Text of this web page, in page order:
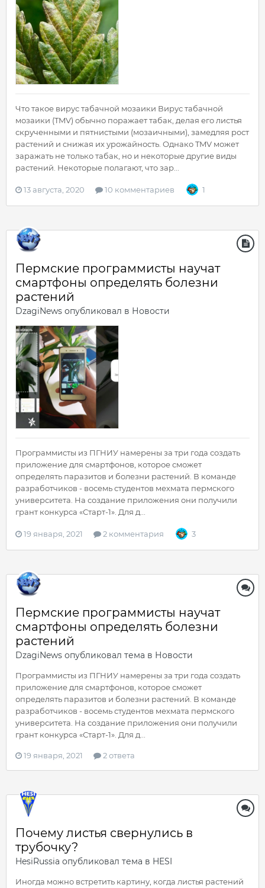
Что такое вирус табачной мозаики Вирус табачной
мозаики (TMV) обычно поражает табак, делая его листья
скрученными и пятнистыми (мозаичными), замедляя рост
растений и снижая их урожайность. Однако TMV может
заражать не только табак, но и некоторые другие виды
растений. Некоторые полагают, что зар...
13 августа, 2020 10 комментариев 1
Пермские программисты научат
смартфоны определять болезни
растений
DzagiNews опубликовал в Новости
Программисты из ПГНИУ намерены за три года создать
приложение для смартфонов, которое сможет
определять паразитов и болезни растений. В команде
разработчиков - восемь студентов мехмата пермского
университета. На создание приложения они получили
грант конкурса «Старт-1». Для д...
19 января, 2021 2 комментария 3
Пермские программисты научат
смартфоны определять болезни
растений
DzagiNews опубликовал тема в Новости
Программисты из ПГНИУ намерены за три года создать
приложение для смартфонов, которое сможет
определять паразитов и болезни растений. В команде
разработчиков - восемь студентов мехмата пермского
университета. На создание приложения они получили
грант конкурса «Старт-1». Для д...
19 января, 2021 2 ответа
Почему листья свернулись в
трубочку?
HesiRussia опубликовал тема в HESI
Иногда можно встретить картину, когда листья растений